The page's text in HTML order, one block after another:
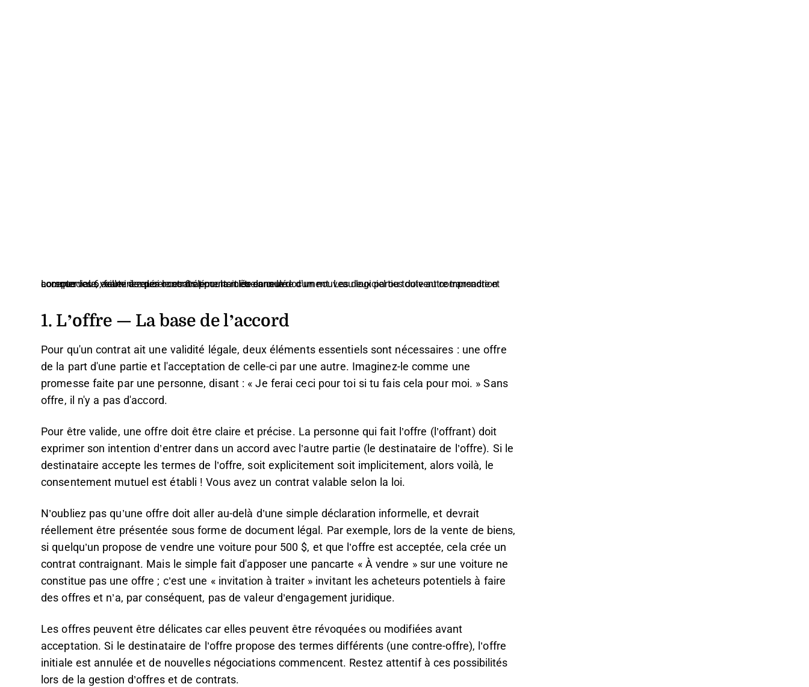
Lorsque vous examinez des contrats pour la mise en œuvre d’un nouveau logiciel ou toute autre transaction commerciale, veillez à repérer ces 6 éléments clés dans le document. Les deux parties doivent comprendre et accepter les 6, faute de quoi le contrat pourrait être annulé.
1. L’offre — La base de l’accord
Pour qu'un contrat ait une validité légale, deux éléments essentiels sont nécessaires : une offre
de la part d'une partie et l'acceptation de celle-ci par une autre. Imaginez-le comme une
promesse faite par une personne, disant : « Je ferai ceci pour toi si tu fais cela pour moi. » Sans
offre, il n'y a pas d'accord.
Pour être valide, une offre doit être claire et précise. La personne qui fait l’offre (l’offrant) doit
exprimer son intention d’entrer dans un accord avec l’autre partie (le destinataire de l’offre). Si le
destinataire accepte les termes de l’offre, soit explicitement soit implicitement, alors voilà, le
consentement mutuel est établi ! Vous avez un contrat valable selon la loi.
N’oubliez pas qu’une offre doit aller au-delà d’une simple déclaration informelle, et devrait
réellement être présentée sous forme de document légal. Par exemple, lors de la vente de biens,
si quelqu’un propose de vendre une voiture pour 500 $, et que l’offre est acceptée, cela crée un
contrat contraignant. Mais le simple fait d'apposer une pancarte « À vendre » sur une voiture ne
constitue pas une offre ; c’est une « invitation à traiter » invitant les acheteurs potentiels à faire
des offres et n’a, par conséquent, pas de valeur d’engagement juridique.
Les offres peuvent être délicates car elles peuvent être révoquées ou modifiées avant
acceptation. Si le destinataire de l’offre propose des termes différents (une contre-offre), l’offre
initiale est annulée et de nouvelles négociations commencent. Restez attentif à ces possibilités
lors de la gestion d’offres et de contrats.